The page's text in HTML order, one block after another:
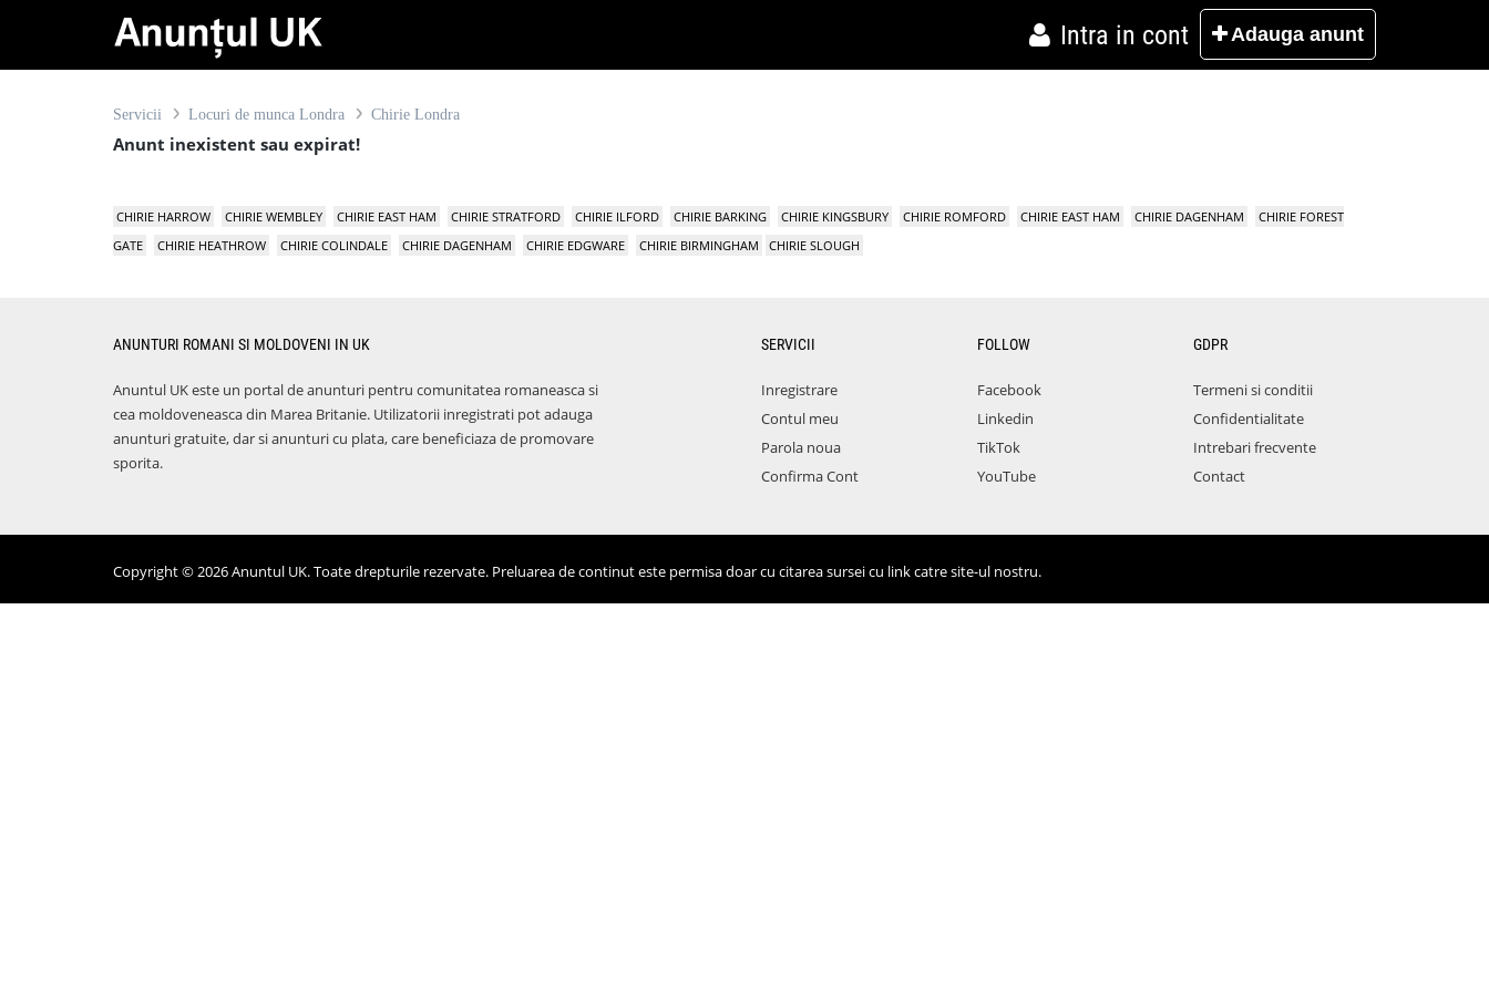
Intra in cont Adauga anunt
Servicii Locuri de munca Londra Chirie Londra
Anunt inexistent sau expirat!
CHIRIE HARROW CHIRIE WEMBLEY CHIRIE EAST HAM CHIRIE STRATFORD CHIRIE ILFORD CHIRIE BARKING CHIRIE KINGSBURY CHIRIE ROMFORD CHIRIE EAST HAM CHIRIE DAGENHAM
CHIRIE FOREST
GATE
CHIRIE HEATHROW CHIRIE COLINDALE CHIRIE DAGENHAM CHIRIE EDGWARE CHIRIE BIRMINGHAM CHIRIE SLOUGH
ANUNTURI ROMANI SI MOLDOVENI IN UK
Anuntul UK este un portal de anunturi pentru comunitatea romaneasca si
cea moldoveneasca din Marea Britanie. Utilizatorii inregistrati pot adauga
anunturi gratuite, dar si anunturi cu plata, care beneficiaza de promovare
sporita.
SERVICII
Inregistrare
Contul meu
Parola noua
Confirma Cont
FOLLOW
Facebook
Linkedin
TikTok
YouTube
GDPR
Termeni si conditii
Confidentialitate
Intrebari frecvente
Contact
Copyright © 2026 Anuntul UK. Toate drepturile rezervate. Preluarea de continut este permisa doar cu citarea sursei cu link catre site-ul nostru.